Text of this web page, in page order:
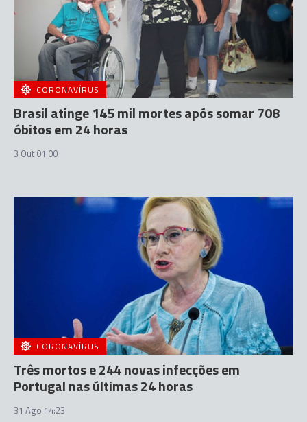
CORONAVÍRUS
Brasil atinge 145 mil mortes após somar 708
óbitos em 24 horas
3 Out 01:00
CORONAVÍRUS
Três mortos e 244 novas infecções em
Portugal nas últimas 24 horas
31 Ago 14:23